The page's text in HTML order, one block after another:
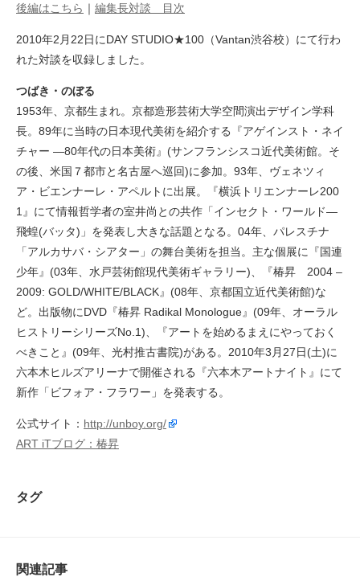
後編はこちら ｜ 編集長対談 目次
2010年2月22日にDAY STUDIO★100（Vantan渋谷校）にて行わ
れた対談を収録しました。
つばき・のぼる
1953年、京都生まれ。京都造形芸術大学空間演出デザイン学科
長。89年に当時の日本現代美術を紹介する『アゲインスト・ネイ
チャー ―80年代の日本美術』(サンフランシスコ近代美術館。そ
の後、米国７都市と名古屋へ巡回)に参加。93年、ヴェネツィ
ア・ビエンナーレ・アペルトに出展。『横浜トリエンナーレ200
1』にて情報哲学者の室井尚との共作「インセクト・ワールド—
飛蝗(バッタ)」を発表し大きな話題となる。04年、パレスチナ
「アルカサバ・シアター」の舞台美術を担当。主な個展に『国連
少年』(03年、水戸芸術館現代美術ギャラリー)、『椿昇 2004 –
2009: GOLD/WHITE/BLACK』(08年、京都国立近代美術館)な
ど。出版物にDVD『椿昇 Radikal Monologue』(09年、オーラル
ヒストリーシリーズNo.1)、『アートを始めるまえにやっておく
べきこと』(09年、光村推古書院)がある。2010年3月27日(土)に
六本木ヒルズアリーナで開催される『六本木アートナイト』にて
新作「ビフォア・フラワー」を発表する。
公式サイト： http://unboy.org/
ART iTブログ：椿昇
タグ
関連記事